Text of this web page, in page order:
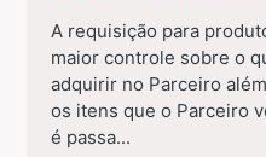
A requisição para
maior controle sobre o
adquirir no Parceiro
os itens que o Parceiro
é passa...